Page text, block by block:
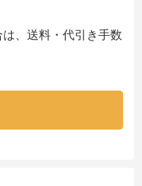
、送料・代引き手数